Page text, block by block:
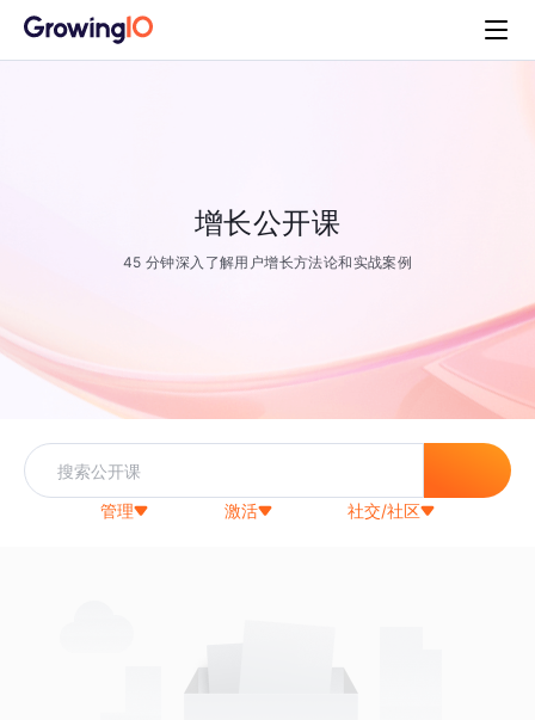
增长公开课
45 分钟深入了解用户增长方法论和实战案例
管理 激活 社交/社区